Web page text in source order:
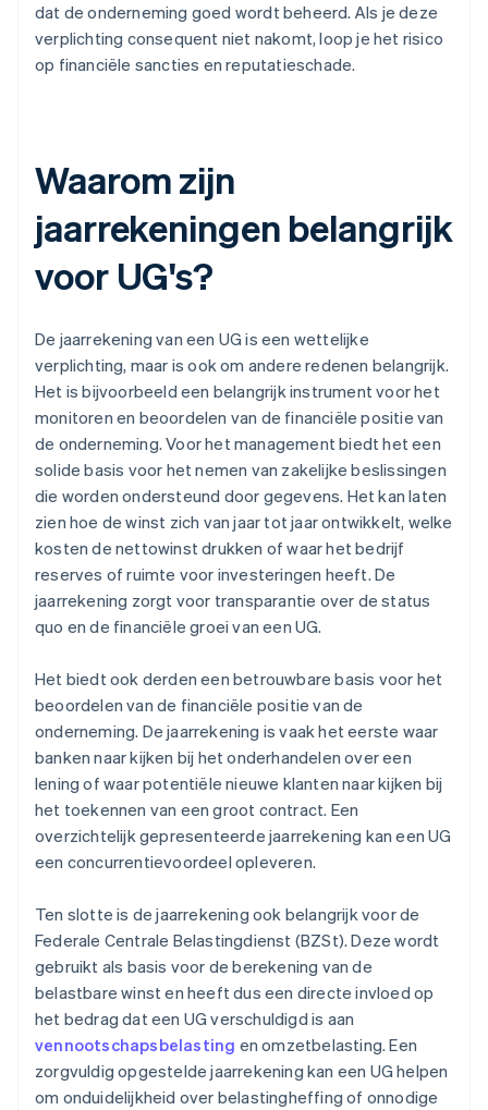
dat de onderneming goed wordt beheerd. Als je deze
verplichting consequent niet nakomt, loop je het risico
op financiële sancties en reputatieschade.
Waarom zijn
jaarrekeningen belangrijk
voor UG's?
De jaarrekening van een UG is een wettelijke
verplichting, maar is ook om andere redenen belangrijk.
Het is bijvoorbeeld een belangrijk instrument voor het
monitoren en beoordelen van de financiële positie van
de onderneming. Voor het management biedt het een
solide basis voor het nemen van zakelijke beslissingen
die worden ondersteund door gegevens. Het kan laten
zien hoe de winst zich van jaar tot jaar ontwikkelt, welke
kosten de nettowinst drukken of waar het bedrijf
reserves of ruimte voor investeringen heeft. De
jaarrekening zorgt voor transparantie over de status
quo en de financiële groei van een UG.
Het biedt ook derden een betrouwbare basis voor het
beoordelen van de financiële positie van de
onderneming. De jaarrekening is vaak het eerste waar
banken naar kijken bij het onderhandelen over een
lening of waar potentiële nieuwe klanten naar kijken bij
het toekennen van een groot contract. Een
overzichtelijk gepresenteerde jaarrekening kan een UG
een concurrentievoordeel opleveren.
Ten slotte is de jaarrekening ook belangrijk voor de
Federale Centrale Belastingdienst (BZSt). Deze wordt
gebruikt als basis voor de berekening van de
belastbare winst en heeft dus een directe invloed op
het bedrag dat een UG verschuldigd is aan
vennootschapsbelasting en omzetbelasting. Een
zorgvuldig opgestelde jaarrekening kan een UG helpen
om onduidelijkheid over belastingheffing of onnodige